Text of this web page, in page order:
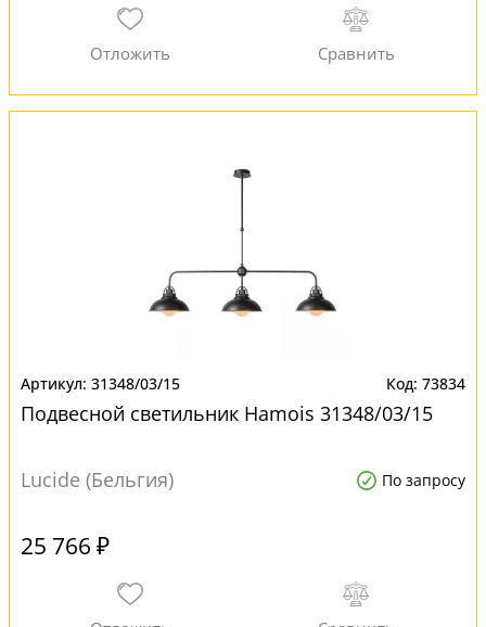
31348/03/15 73834
Подвесной светильник Hamois 31348/03/15
Lucide (Бельгия) По запросу
25 766 ₽